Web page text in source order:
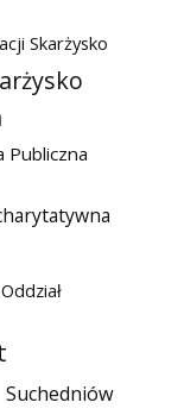
Skarżysko
Publiczna
Suchedniów